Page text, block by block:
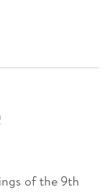
of the 9th